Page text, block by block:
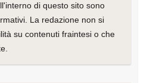
di questo sito sono
La redazione non si
su contenuti fraintesi o che